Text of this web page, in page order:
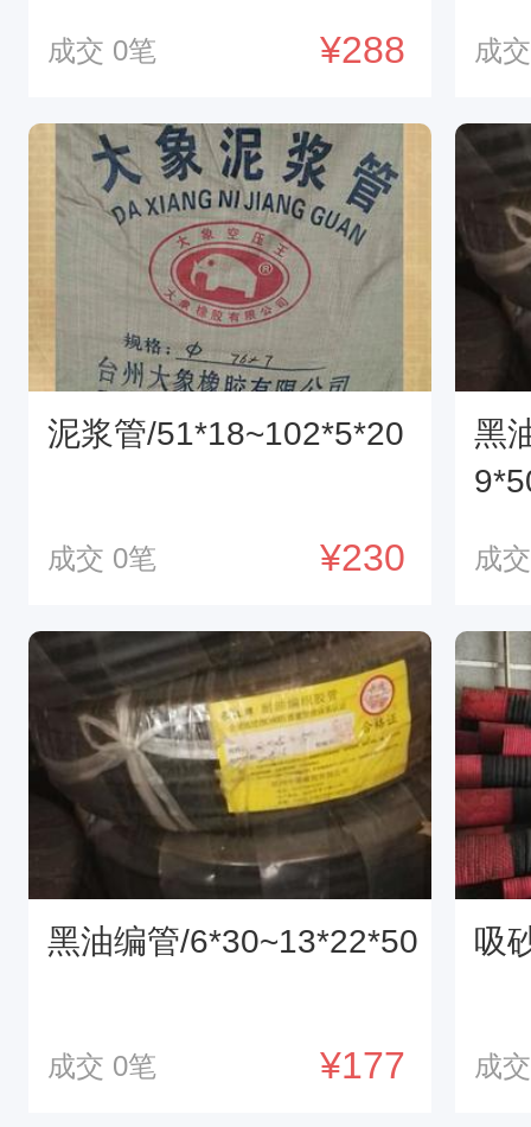
¥288
成交 0笔 成
泥浆管/51*18~102*5*20
¥230
成交 0笔
黑
成
黑油编管/6*30~13*22*50
¥177
成交 0笔
吸
成